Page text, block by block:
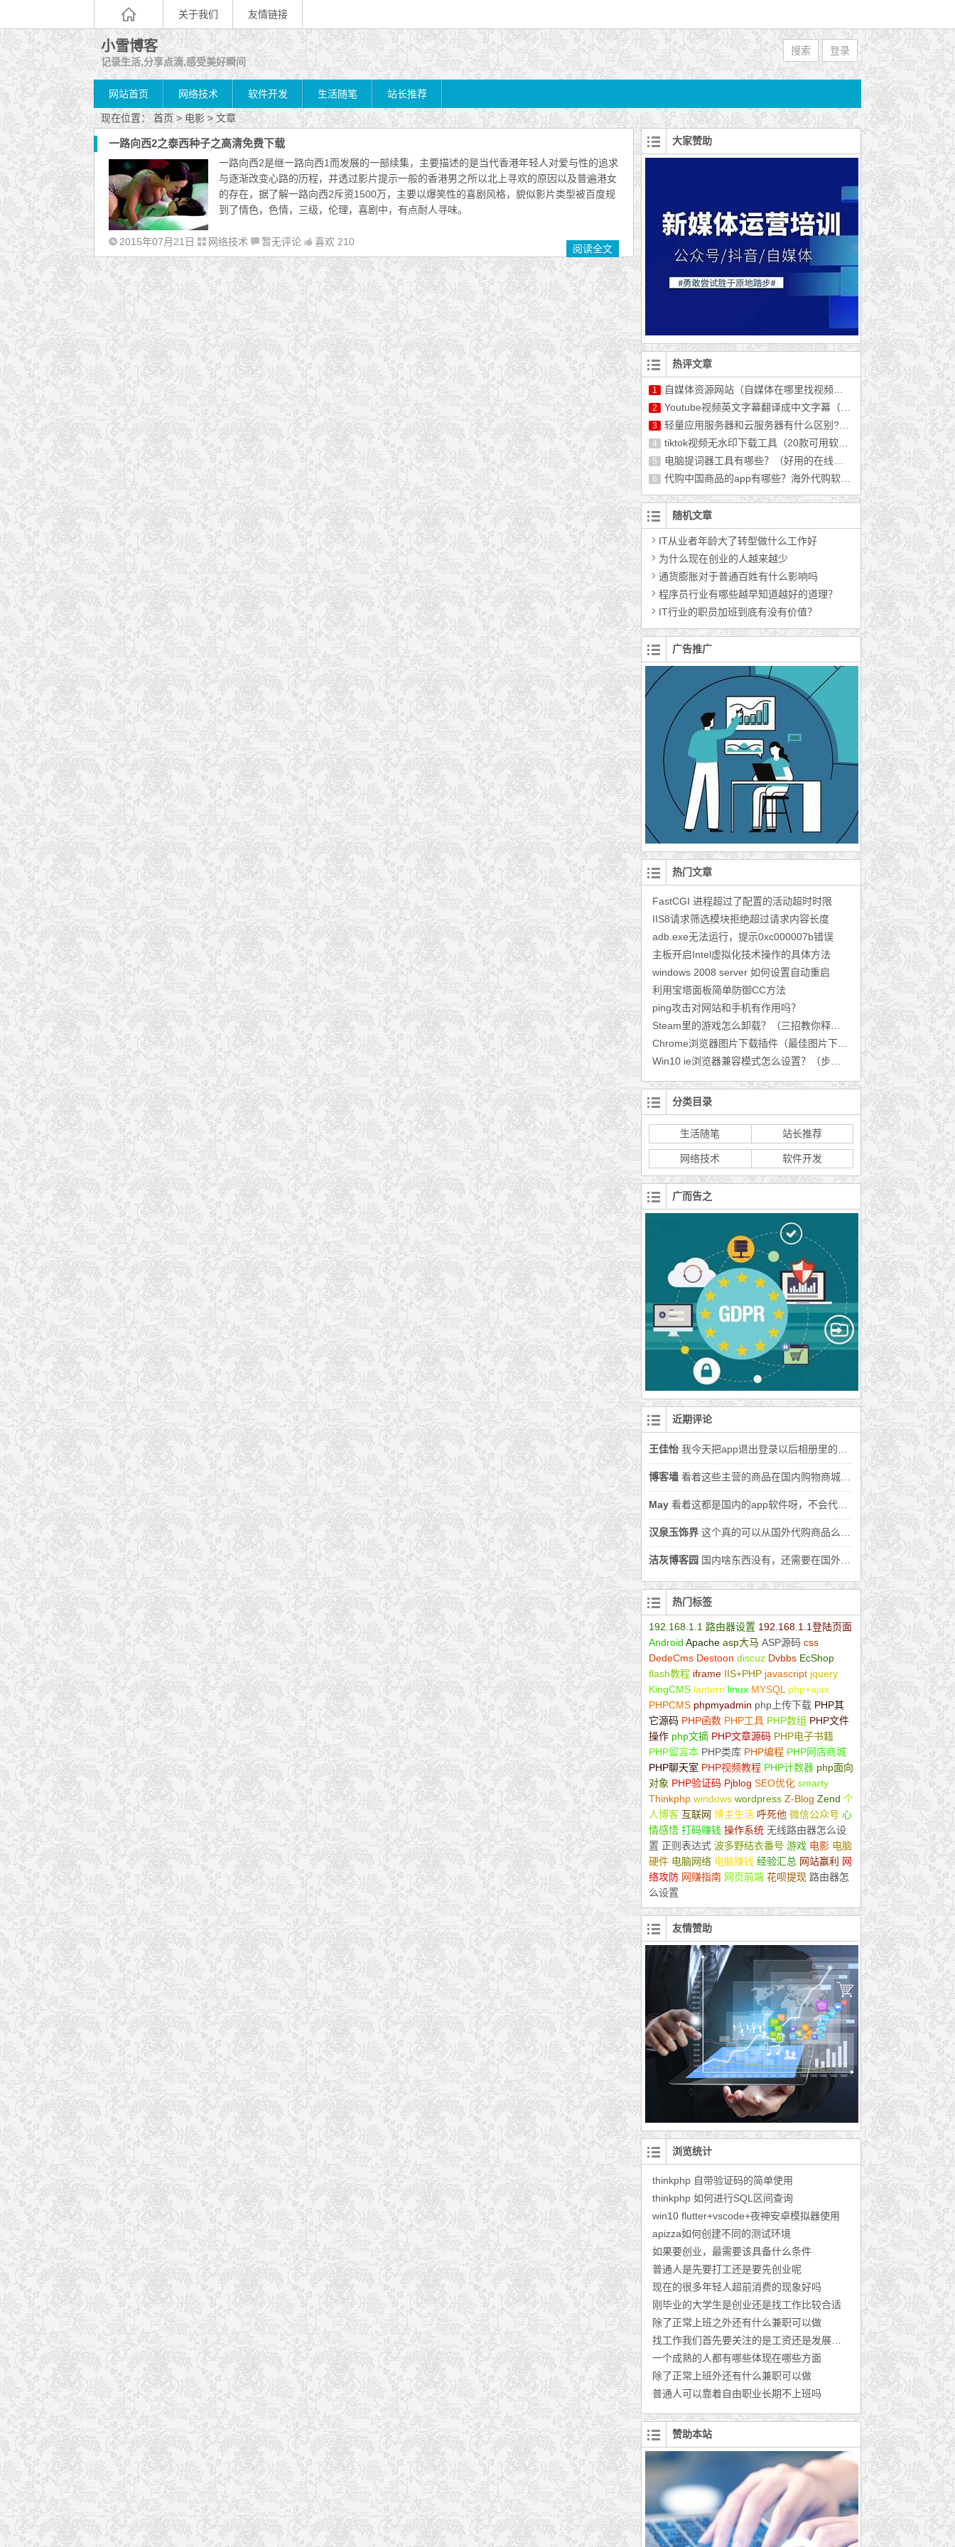
关于我们 友情链接
小雪博客
记录生活,分享点滴,感受美好瞬间
搜索 登录
网站首页 网络技术 软件开发 生活随笔 站长推荐
现在位置：首页> 电影 > 文章
一路向西2之泰西种子之高清免费下载
一路向西2是继一路向西1而发展的一部续集，主要描述的是当代香港年轻人对爱与性的追求
与逐渐改变心路的历程，并透过影片提示一般的香港男之所以北上寻欢的原因以及普遍港女
的存在，据了解一路向西2斥资1500万，主要以爆笑性的喜剧风格，貌似影片类型被百度规
到了情色，色情，三级，伦理，喜剧中，有点耐人寻味。
2015年07月21日 网络技术 暂无评论 喜欢 210
阅读全文
大家赞助
热评文章
1 自媒体资源网站（自媒体在哪里找视频资源）
2 Youtube视频英文字幕翻译成中文字幕（最新教程）
3 轻量应用服务器和云服务器有什么区别?哪个好用?
4 tiktok视频无水印下载工具（20款可用软件推荐）
5 电脑提词器工具有哪些？（好用的在线提词器分享）
6 代购中国商品的app有哪些？海外代购软件排行榜前十
随机文章
IT从业者年龄大了转型做什么工作好
为什么现在创业的人越来越少
通货膨胀对于普通百姓有什么影响吗
程序员行业有哪些越早知道越好的道理？
IT行业的职员加班到底有没有价值？
广告推广
热门文章
FastCGI 进程超过了配置的活动超时时限
IIS8请求筛选模块拒绝超过请求内容长度
adb.exe无法运行，提示0xc000007b错误
主板开启Intel虚拟化技术操作的具体方法
windows 2008 server 如何设置自动重启
利用宝塔面板简单防御CC方法
ping攻击对网站和手机有作用吗？
分类目录
生活随笔 站长推荐
网络技术 软件开发
广而告之
近期评论
王佳怡 我今天把app退出登录以后相册里的照片丢了好多怎么办呀
博客墙 看着这些主营的商品在国内购物商城上面都可以找到，还是用国内购物软件吧。
May 看着这都是国内的app软件呀，不会代购的商品就在国内吧。
汉泉玉饰界 这个真的可以从国外代购商品么，还没从国外买过商品呢。
洁灰博客园 国内啥东西没有，还需要在国外代购么。
热门标签
192.168.1.1 路由器设置 192.168.1.1登陆页面
Android Apache asp大马 ASP源码 css
DedeCms Destoon discuz Dvbbs EcShop
flash教程 iframe IIS+PHP javascript jquery
KingCMS lantern linux MYSQL php+ajax
PHPCMS phpmyadmin php上传下载 PHP其
它源码 PHP函数 PHP工具 PHP数组 PHP文件
操作 php文摘 PHP文章源码 PHP电子书籍
PHP留言本 PHP类库 PHP编程 PHP网店商城
PHP聊天室 PHP视频教程 PHP计数器 php面向
对象 PHP验证码 Pjblog SEO优化 smarty
Thinkphp windows wordpress Z-Blog Zend 个
人博客 互联网 博主生活 呼死他 微信公众号 心
情感悟 打码赚钱 操作系统 无线路由器怎么设
置 正则表达式 波多野结衣番号 游戏 电影 电脑
硬件 电脑网络 电脑赚钱 经验汇总 网站赢利
网
络攻防 网赚指南 网页前端 花呗提现 路由器怎
么设置
友情赞助
浏览统计
thinkphp 自带验证码的简单使用
thinkphp 如何进行SQL区间查询
win10 flutter+vscode+夜神安卓模拟器使用
apizza如何创建不同的测试环境
如果要创业，最需要该具备什么条件
普通人是先要打工还是要先创业呢
现在的很多年轻人超前消费的现象好吗
刚毕业的大学生是创业还是找工作比较合适
除了正常上班之外还有什么兼职可以做
一个成熟的人都有哪些体现在哪些方面
除了正常上班外还有什么兼职可以做
普通人可以靠着自由职业长期不上班吗
赞助本站